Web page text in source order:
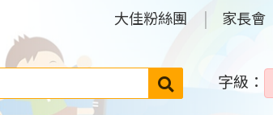
大佳粉絲團 家長會
搜
字級：